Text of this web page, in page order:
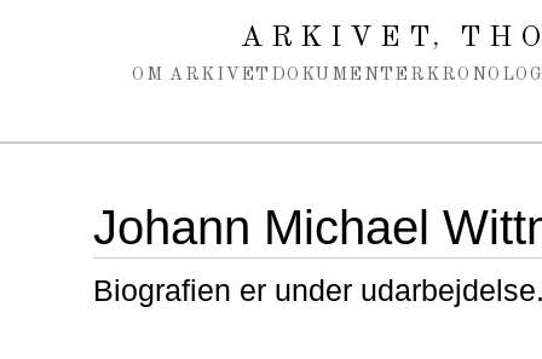
ARKIVET,
OM ARKIVET DOKUMENTER
Johann Michael
Biografien er under